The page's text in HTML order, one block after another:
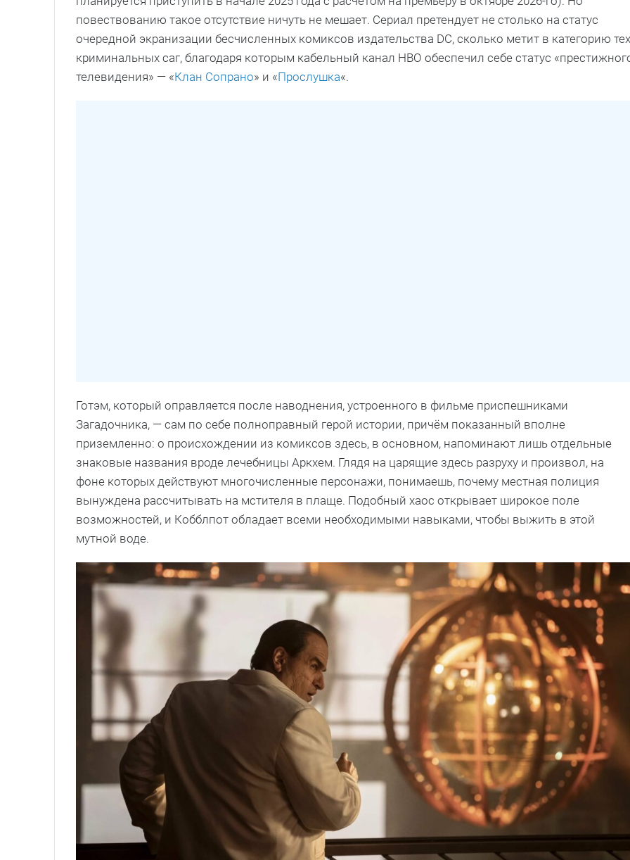
повествованию такое отсутствие ничуть не мешает. Сериал претендует не столько на статус
очередной экранизации бесчисленных комиксов издательства DC, сколько метит в категорию тех
криминальных саг, благодаря которым кабельный канал HBO обеспечил себе статус
телевидения» — «Клан Сопрано» и «Прослушка«.
Готэм, который оправляется после наводнения, устроенного в фильме приспешниками
Загадочника, — сам по себе полноправный герой истории, причём показанный вполне
приземленно: о происхождении из комиксов здесь, в основном, напоминают лишь отдельные
знаковые названия вроде лечебницы Аркхем. Глядя на царящие здесь разруху и произвол, на
фоне которых действуют многочисленные персонажи, понимаешь, почему местная полиция
вынуждена рассчитывать на мстителя в плаще. Подобный хаос открывает широкое поле
возможностей, и Кобблпот обладает всеми необходимыми навыками, чтобы выжить в этой
мутной воде.